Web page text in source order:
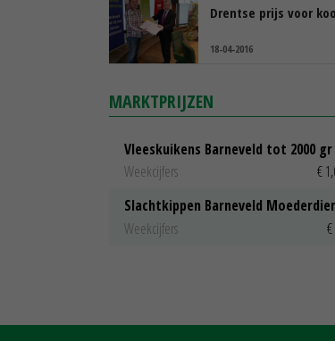
Drentse prijs voor
18-04-2016
MARKTPRIJZEN
Vleeskuikens Barneveld tot 2000 gr
Weekcijfers
€
Slachtkippen Barneveld
Weekcijfers